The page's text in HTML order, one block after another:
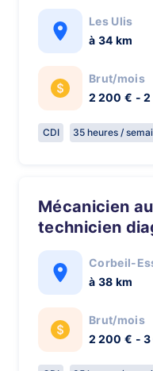
Les Ulis
à 34 km
Brut/mois
2 200 € -
CDI 35 heures /
Mécanicien automobile -
technicien
Corbeil-
à 38 km
Brut/mois
2 200 € -